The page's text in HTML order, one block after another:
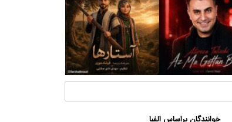
خوانندگان براساس الفبا